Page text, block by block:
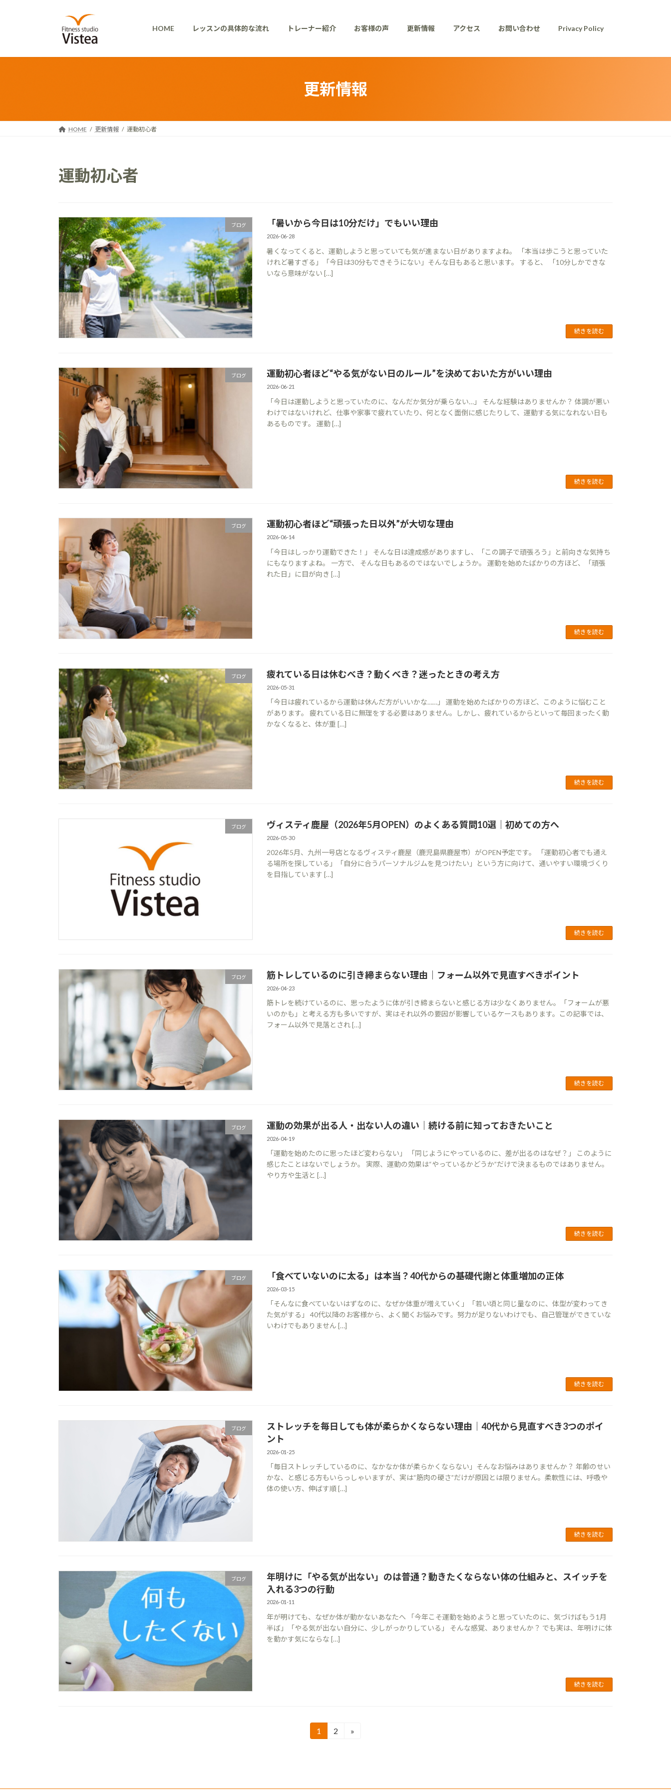
HOME レッスンの具体的な流れ トレーナー紹介 お客様の声 更新情報 アクセス お問い合わせ Privacy Policy
更新情報
HOME 更新情報 運動初心者
運動初心者
ブログ 「暑いから今日は10分だけ」でもいい理由
2026-06-28
暑くなってくると、運動しようと思っていても気が進まない日がありますよね。 「本当は歩こうと思っていた
けれど暑すぎる」「今日は30分もできそうにない」そんな日もあると思います。 すると、 「10分しかできな
いなら意味がない […]
続きを読む
ブログ 運動初心者ほど“やる気がない日のルール”を決めておいた方がいい理由
2026-06-21
「今日は運動しようと思っていたのに、なんだか気分が乗らない…」 そんな経験はありませんか？ 体調が悪い
わけではないけれど、仕事や家事で疲れていたり、何となく面倒に感じたりして、運動する気になれない日も
あるものです。 運動 […]
続きを読む
ブログ 運動初心者ほど“頑張った日以外”が大切な理由
2026-06-14
「今日はしっかり運動できた！」 そんな日は達成感がありますし、「この調子で頑張ろう」と前向きな気持ち
にもなりますよね。 一方で、 そんな日もあるのではないでしょうか。 運動を始めたばかりの方ほど、「頑張
れた日」に目が向き […]
続きを読む
ブログ 疲れている日は休むべき？動くべき？迷ったときの考え方
2026-05-31
「今日は疲れているから運動は休んだ方がいいかな……」 運動を始めたばかりの方ほど、このように悩むこと
があります。 疲れている日に無理をする必要はありません。しかし、疲れているからといって毎回まったく動
かなくなると、体が重 […]
続きを読む
ブログ ヴィスティ鹿屋（2026年5月OPEN）のよくある質問10選｜初めての方へ
2026-05-30
2026年5月、九州一号店となるヴィスティ鹿屋（鹿児島県鹿屋市）がOPEN予定です。 「運動初心者でも通え
る場所を探している」「自分に合うパーソナルジムを見つけたい」という方に向けて、通いやすい環境づくり
を目指しています […]
続きを読む
ブログ 筋トレしているのに引き締まらない理由｜フォーム以外で見直すべきポイント
2026-04-23
筋トレを続けているのに、思ったように体が引き締まらないと感じる方は少なくありません。「フォームが悪
いのかも」と考える方も多いですが、実はそれ以外の要因が影響しているケースもあります。この記事では、
フォーム以外で見落とされ […]
続きを読む
ブログ 運動の効果が出る人・出ない人の違い｜続ける前に知っておきたいこと
2026-04-19
「運動を始めたのに思ったほど変わらない」 「同じようにやっているのに、差が出るのはなぜ？」 このように
感じたことはないでしょうか。 実際、運動の効果は“やっているかどうか”だけで決まるものではありません。
やり方や生活と […]
続きを読む
ブログ 「食べていないのに太る」は本当？40代からの基礎代謝と体重増加の正体
2026-03-15
「そんなに食べていないはずなのに、なぜか体重が増えていく」「若い頃と同じ量なのに、体型が変わってき
た気がする」 40代以降のお客様から、よく聞くお悩みです。努力が足りないわけでも、自己管理ができていな
いわけでもありません […]
続きを読む
ブログ
ストレッチを毎日しても体が柔らかくならない理由｜40代から見直すべき3つのポイ
ント
2026-01-25
「毎日ストレッチしているのに、なかなか体が柔らかくならない」そんなお悩みはありませんか？ 年齢のせい
かな、と感じる方もいらっしゃいますが、実は“筋肉の硬さ”だけが原因とは限りません。柔軟性には、呼吸や
体の使い方、伸ばす順 […]
続きを読む
ブログ
年明けに「やる気が出ない」のは普通？動きたくならない体の仕組みと、スイッチを
入れる3つの行動
2026-01-11
年が明けても、なぜか体が動かないあなたへ 「今年こそ運動を始めようと思っていたのに、気づけばもう1月
半ば」「やる気が出ない自分に、少しがっかりしている」 そんな感覚、ありませんか？ でも実は、年明けに体
を動かす気にならな […]
続きを読む
固
1
固
2 »